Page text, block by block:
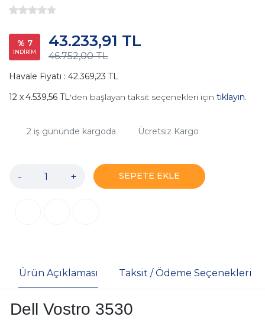
% 7
İNDİRİM 46.752,00 TL
43.233,91 TL
Havale Fiyatı : 42.369,23 TL
4.539,56 TL'den başlayan taksit seçenekleri için tıklayın.
2iş gününde kargoda Ücretsiz Kargo
- + SEPETE EKLE
Ürün Açıklaması Taksit / Ödeme Seçenekleri
Dell Vostro 3530